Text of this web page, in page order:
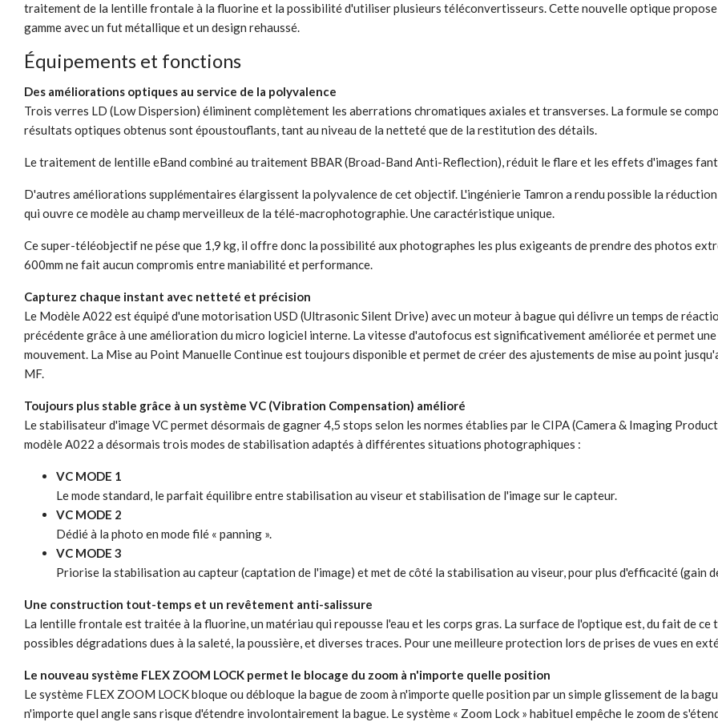
traitement de la lentille frontale à la fluorine et la possibilité d'utiliser plusieurs téléconvertisseurs. Cette nouvelle optique propose
gamme avec un fut métallique et un design rehaussé.
Équipements et fonctions
Des améliorations optiques au service de la polyvalence
Trois verres LD (Low Dispersion) éliminent complètement les aberrations chromatiques axiales et transverses. La formule se
résultats optiques obtenus sont époustouflants, tant au niveau de la netteté que de la restitution des détails.
Le traitement de lentille eBand combiné au traitement BBAR (Broad-Band Anti-Reflection), réduit le flare et les effets d'images
D'autres améliorations supplémentaires élargissent la polyvalence de cet objectif. L'ingénierie Tamron a rendu possible la
qui ouvre ce modèle au champ merveilleux de la télé-macrophotographie. Une caractéristique unique.
Ce super-téléobjectif ne pése que 1,9 kg, il offre donc la possibilité aux photographes les plus exigeants de prendre des photos
600mm ne fait aucun compromis entre maniabilité et performance.
Capturez chaque instant avec netteté et précision
Le Modèle A022 est équipé d'une motorisation USD (Ultrasonic Silent Drive) avec un moteur à bague qui délivre un temps de
précédente grâce à une amélioration du micro logiciel interne. La vitesse d'autofocus est significativement améliorée et permet
mouvement. La Mise au Point Manuelle Continue est toujours disponible et permet de créer des ajustements de mise au point
MF.
Toujours plus stable grâce à un système VC (Vibration Compensation) amélioré
Le stabilisateur d'image VC permet désormais de gagner 4,5 stops selon les normes établies par le CIPA (Camera & Imaging
modèle A022 a désormais trois modes de stabilisation adaptés à différentes situations photographiques :
VC MODE 1
Le mode standard, le parfait équilibre entre stabilisation au viseur et stabilisation de l'image sur le capteur.
VC MODE 2
Dédié à la photo en mode filé « panning ».
VC MODE 3
Priorise la stabilisation au capteur (captation de l'image) et met de côté la stabilisation au viseur, pour plus d'efficacité (gain
Une construction tout-temps et un revêtement anti-salissure
La lentille frontale est traitée à la fluorine, un matériau qui repousse l'eau et les corps gras. La surface de l'optique est, du fait de
possibles dégradations dues à la saleté, la poussière, et diverses traces. Pour une meilleure protection lors de prises de vues en
Le nouveau système FLEX ZOOM LOCK permet le blocage du zoom à n'importe quelle position
Le système FLEX ZOOM LOCK bloque ou débloque la bague de zoom à n'importe quelle position par un simple glissement de la
n'importe quel angle sans risque d'étendre involontairement la bague. Le système « Zoom Lock » habituel empêche le zoom de